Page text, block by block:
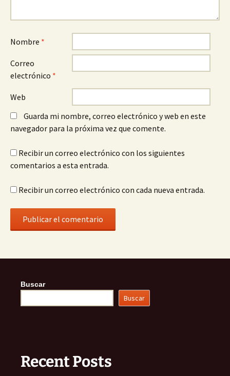
Nombre *
Correo
electrónico *
Web
Guarda mi nombre, correo electrónico y web en este
navegador para la próxima vez que comente.
Recibir un correo electrónico con los siguientes
comentarios a esta entrada.
Recibir un correo electrónico con cada nueva entrada.
Buscar
Buscar
Recent Posts